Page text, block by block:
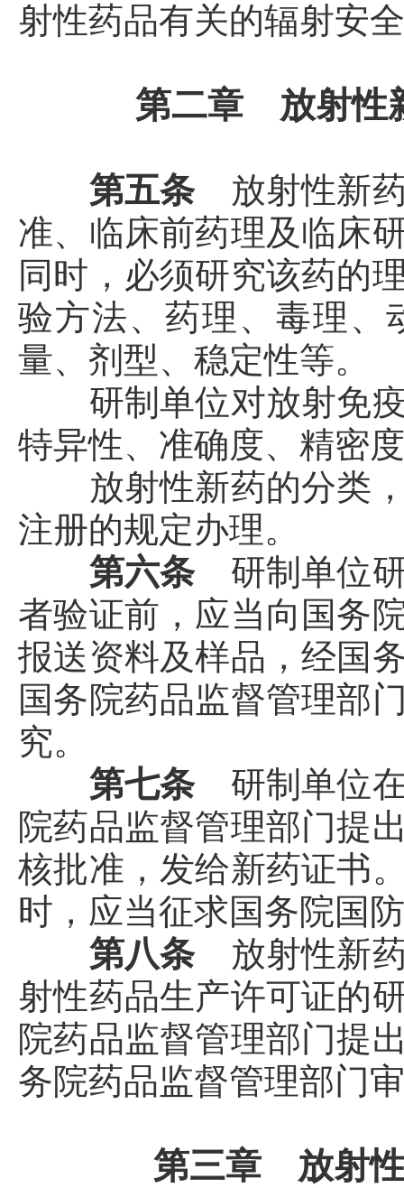
射性药品有关的辐射安
第二章 放射性
第五条 放射性新
准、临床前药理及临床
同时，必须研究该药的
验方法、药理、毒理、
量、剂型、稳定性等。
研制单位对放射免疫
特异性、准确度、精密
放射性新药的分类，
注册的规定办理。
第六条 研制单位
者验证前，应当向国务
报送资料及样品，经国
国务院药品监督管理部
究。
第七条 研制单位
院药品监督管理部门提
核批准，发给新药证书
时，应当征求国务院国
第八条 放射性新
射性药品生产许可证的
院药品监督管理部门提
务院药品监督管理部门
第三章 放射性